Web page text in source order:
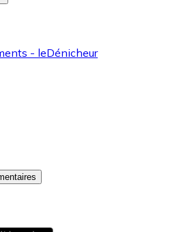
- leDénicheur